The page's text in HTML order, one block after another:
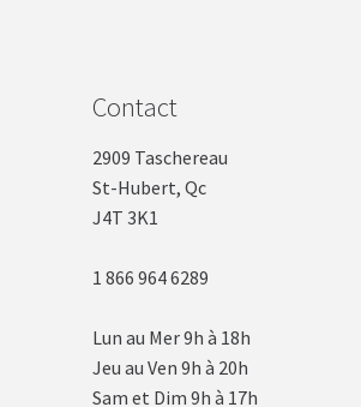
Contact
2909 Taschereau
St-Hubert, Qc
J4T 3K1
1 866 964 6289
Lun au Mer 9h à 18h
Jeu au Ven 9h à 20h
Sam et Dim 9h à 17h